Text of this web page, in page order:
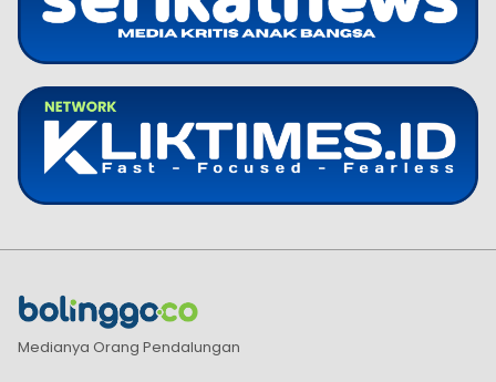
Medianya Orang Pendalungan